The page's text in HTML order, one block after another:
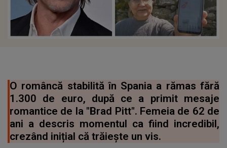
O româncă stabilită în Spania a rămas fără
1.300 de euro, după ce a primit mesaje
romantice de la "Brad Pitt". Femeia de 62 de
ani a descris momentul ca fiind incredibil,
crezând inițial că trăiește un vis.